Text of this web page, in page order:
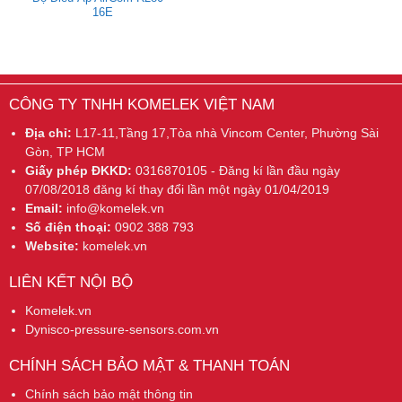
16E
CÔNG TY TNHH KOMELEK VIỆT NAM
Địa chỉ: L17-11,Tầng 17,Tòa nhà Vincom Center, Phường Sài
Gòn, TP HCM
Giấy phép ĐKKD: 0316870105 - Đăng kí lần đầu ngày
07/08/2018 đăng kí thay đổi lần một ngày 01/04/2019
Email: info@komelek.vn
Số điện thoại: 0902 388 793
Website: komelek.vn
LIÊN KẾT NỘI BỘ
Komelek.vn
Dynisco-pressure-sensors.com.vn
CHÍNH SÁCH BẢO MẬT & THANH TOÁN
Chính sách bảo mật thông tin